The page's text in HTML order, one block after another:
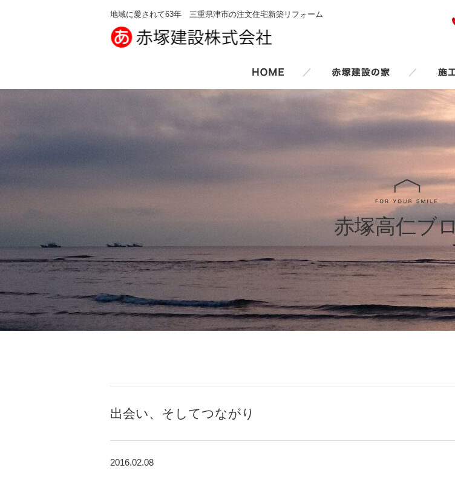
地域に愛されて63年 三重県津市の注文住宅新築リフォーム
／ ／
赤塚高仁ブ
出会い、そしてつながり
2016.02.08